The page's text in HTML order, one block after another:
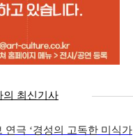
의 최신기사
연극 ‘경성의 고독한 미식가